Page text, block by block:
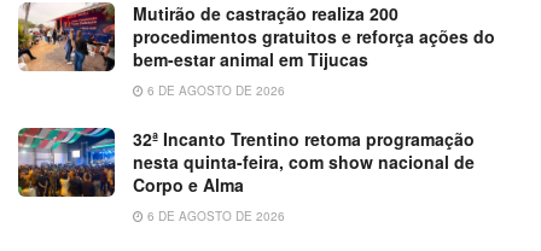
Mutirão de castração realiza 200
procedimentos gratuitos e reforça ações do
bem-estar animal em Tijucas
6 DE AGOSTO DE 2026
32ª Incanto Trentino retoma programação
nesta quinta-feira, com show nacional de
Corpo e Alma
6 DE AGOSTO DE 2026